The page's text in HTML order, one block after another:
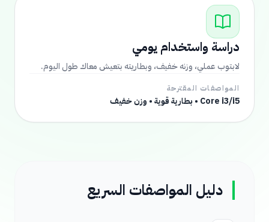
دراسة واستخدام يومي
لابتوب عملي، وزنه خفيف، وبطاريته بتعيش معاك طول اليوم.
المواصفات المقترحة
Core i3/i5 • بطارية قوية • وزن خفيف
دليل المواصفات السريع